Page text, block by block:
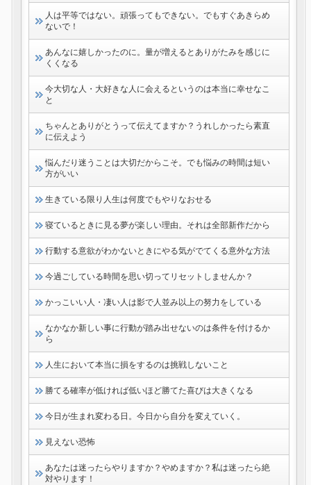
人は平等ではない。頑張ってもできない。でもすぐあきらめ
ないで！
あんなに嬉しかったのに。量が増えるとありがたみを感じに
くくなる
今大切な人・大好きな人に会えるというのは本当に幸せなこ
と
ちゃんとありがとうって伝えてますか？うれしかったら素直
に伝えよう
悩んだり迷うことは大切だからこそ。でも悩みの時間は短い
方がいい
生きている限り人生は何度でもやりなおせる
寝ているときに見る夢が楽しい理由。それは全部新作だから
行動する意欲がわかないときにやる気がでてくる意外な方法
今過ごしている時間を思い切ってリセットしませんか？
かっこいい人・凄い人は影で人並み以上の努力をしている
なかなか新しい事に行動が踏み出せないのは条件を付けるか
ら
人生において本当に損をするのは挑戦しないこと
勝てる確率が低ければ低いほど勝てた喜びは大きくなる
今日が生まれ変わる日。今日から自分を変えていく。
見えない恐怖
あなたは迷ったらやりますか？やめますか？私は迷ったら絶
対やります！